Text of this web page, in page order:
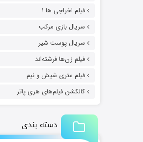
فیلم اخراجی ها ۱
سریال بازی مرکب
سریال پوست شیر
فیلم زن‌ها فرشته‌اند
فیلم متری شیش و نیم
کالکشن فیلم‌های هری پاتر
دسته بندی